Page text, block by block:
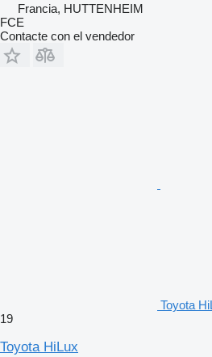
Francia, HUTTENHEIM
FCE
Contacte con el vendedor
Toyota
19
Toyota HiLux